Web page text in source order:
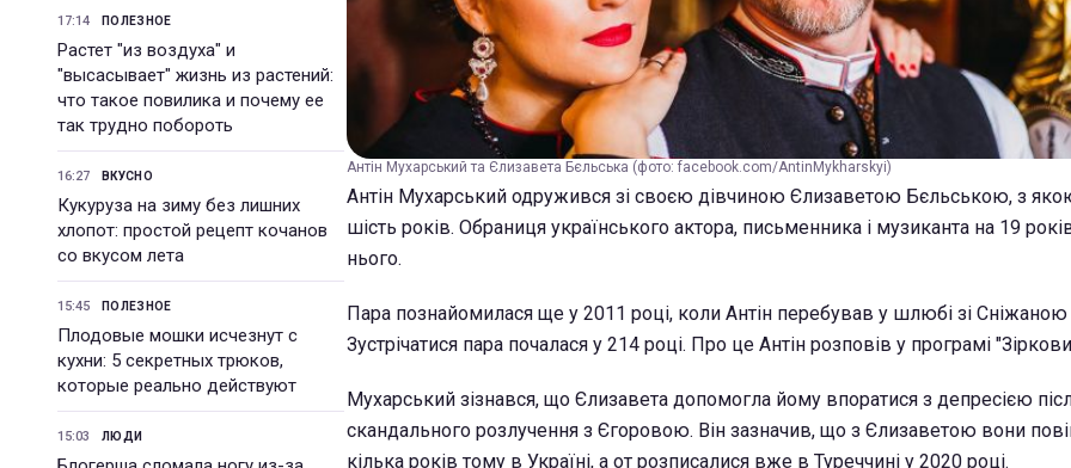
17:14 ПОЛЕЗНОЕ
Растет "из воздуха" и
"высасывает" жизнь из растений:
что такое повилика и почему ее
так трудно побороть
16:27 ВКУСНО
Кукуруза на зиму без лишних
хлопот: простой рецепт кочанов
со вкусом лета
15:45 ПОЛЕЗНОЕ
Плодовые мошки исчезнут с
кухни: 5 секретных трюков,
которые реально действуют
15:03 ЛЮДИ
Антін Мухарський та Єлизавета Бєльська (фото: facebook.com/AntinMykharskyi)
Антін Мухарський одружився зі своєю дівчиною Єлизаветою Бєльською, з
шість років. Обраниця українського актора, письменника і музиканта на 19
нього.
Пара познайомилася ще у 2011 році, коли Антін перебував у шлюбі зі
Зустрічатися пара почалася у 214 році. Про це Антін розповів у програмі
Мухарський зізнався, що Єлизавета допомогла йому впоратися з депресією
скандального розлучення з Єгоровою. Він зазначив, що з Єлизаветою вони
кілька років тому в Україні, а от розписалися вже в Туреччині у 2020 році.